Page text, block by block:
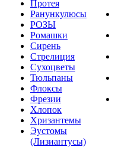
Протея
Ранункулюсы
РОЗЫ
Ромашки
Сирень
Стрелиция
Сухоцветы
Тюльпаны
Флоксы
Фрезии
Хлопок
Хризантемы
Эустомы
(Лизиантусы)